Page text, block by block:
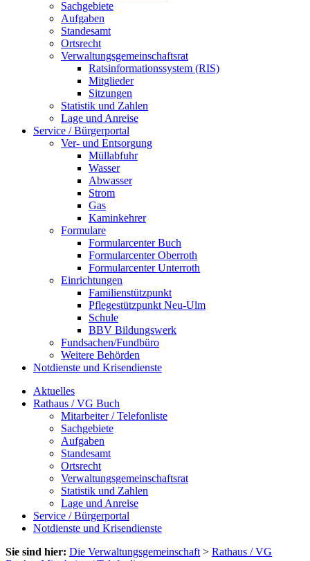
Sachgebiete
Aufgaben
Standesamt
Ortsrecht
Verwaltungsgemeinschaftsrat
Ratsinformationssystem (RIS)
Mitglieder
Sitzungen
Statistik und Zahlen
Lage und Anreise
Service / Bürgerportal
Ver- und Entsorgung
Müllabfuhr
Wasser
Abwasser
Strom
Gas
Kaminkehrer
Formulare
Formularcenter Buch
Formularcenter Oberroth
Formularcenter Unterroth
Einrichtungen
Familienstützpunkt
Pflegestützpunkt Neu-Ulm
Schule
BBV Bildungswerk
Fundsachen/Fundbüro
Weitere Behörden
Notdienste und Krisendienste
Aktuelles
Rathaus / VG Buch
Mitarbeiter / Telefonliste
Sachgebiete
Aufgaben
Standesamt
Ortsrecht
Verwaltungsgemeinschaftsrat
Statistik und Zahlen
Lage und Anreise
Service / Bürgerportal
Notdienste und Krisendienste
Sie sind hier: Die Verwaltungsgemeinschaft > Rathaus / VG